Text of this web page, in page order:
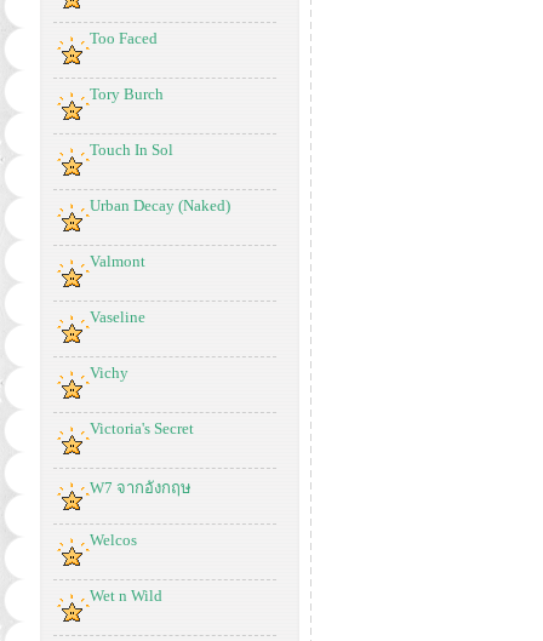
Too Faced
Tory Burch
Touch In Sol
Urban Decay (Naked)
Valmont
Vaseline
Vichy
Victoria's Secret
W7 จากอังกฤษ
Welcos
Wet n Wild